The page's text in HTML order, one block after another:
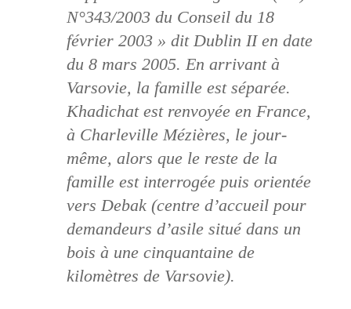
N°343/2003 du Conseil du 18
février 2003 » dit Dublin II en date
du 8 mars 2005. En arrivant à
Varsovie, la famille est séparée.
Khadichat est renvoyée en France,
à Charleville Mézières, le jour-
même, alors que le reste de la
famille est interrogée puis orientée
vers Debak (centre d’accueil pour
demandeurs d’asile situé dans un
bois à une cinquantaine de
kilomètres de Varsovie).